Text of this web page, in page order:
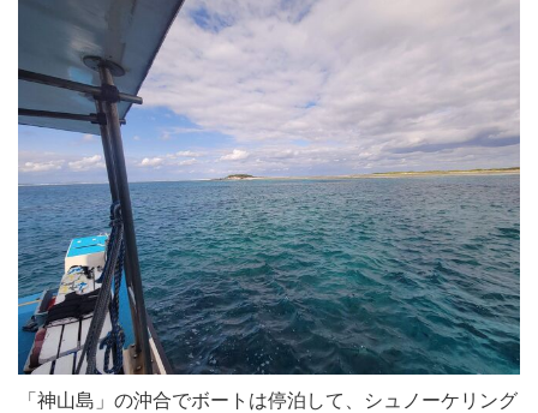
「神山島」の沖合でボートは停泊して、シュノーケリング